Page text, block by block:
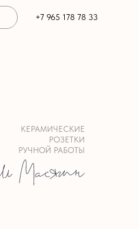
+7 965 178 78 33
КЕРАМИЧЕСКИЕ
РОЗЕТКИ
РУЧНОЙ РАБОТЫ